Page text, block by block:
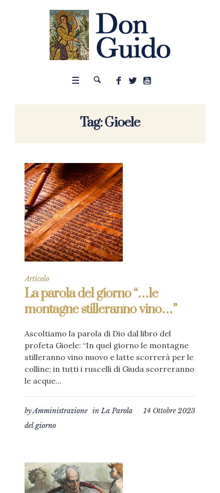
Tag:Gioele
Articolo
La parola del giorno “…le
montagne stilleranno vino…”
Ascoltiamo la parola di Dio dal libro del
profeta Gioele: “In quel giorno le montagne
stilleranno vino nuovo e latte scorrerà per le
colline; in tutti i ruscelli di Giuda scorreranno
le acque...
14 Ottobre 2023
byAmministrazione inLa Parola
del giorno